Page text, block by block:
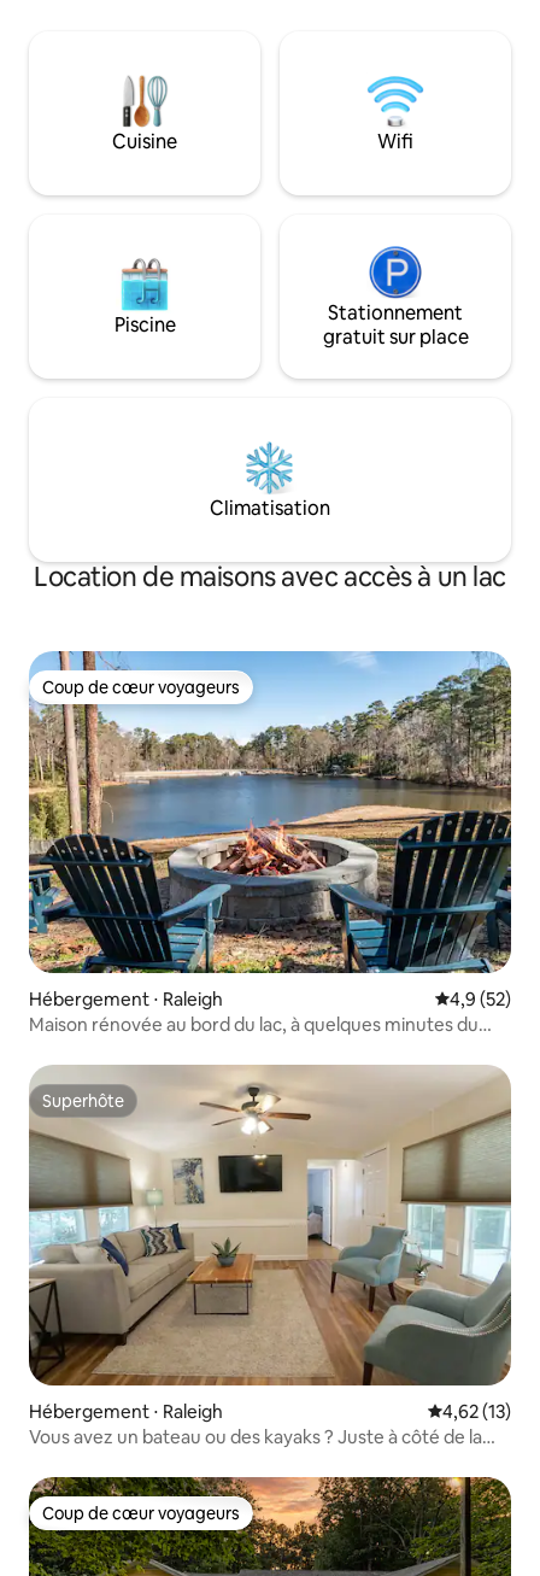
demandons aux voyageurs de bien
vouloir consulter notre règlement
intérieur avant de réserver afin de
s’assurer que notre logement répond à
réservation, vous reconnaissez que vous
d'espace ?
niveau inférieur.
instructions ci-
Autres détails. Planifiez votre voyage
inoubliables !
Cuisine Wifi
Piscine
Stationnement
gratuit sur place
Climatisation
Location de maisons avec accès à un lac
Coup de cœur voyageurs
Coup de cœur voyageurs
Hébergement ⋅ Raleigh Évaluation
4,9 (52)
Maison rénovée au bord du lac, à quelques minutes du
Superhôte
Superhôte
Hébergement ⋅ Raleigh Évaluation
4,62 (13)
Vous avez un bateau ou des kayaks ? Juste à côté de la
Coup de cœur voyageurs
Coup de cœur voyageurs